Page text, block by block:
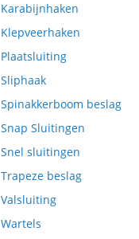
Karabijnhaken
Klepveerhaken
Plaatsluiting
Sliphaak
Spinakkerboom beslag
Snap Sluitingen
Snel sluitingen
Trapeze beslag
Valsluiting
Wartels